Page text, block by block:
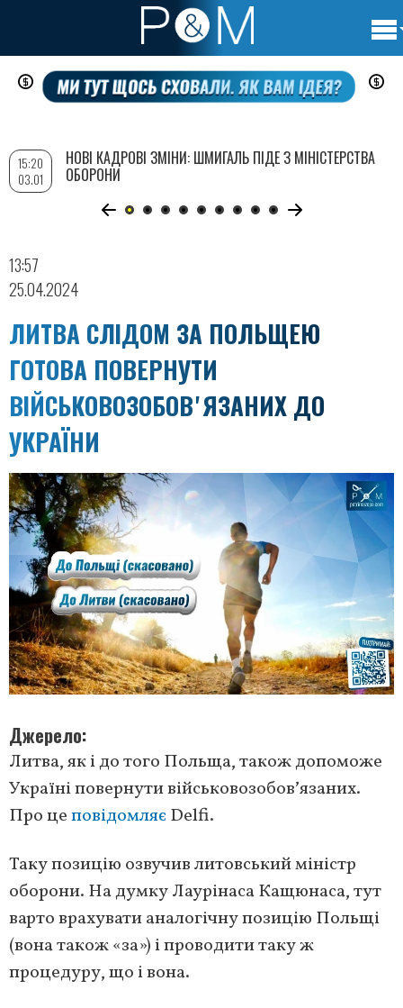
Перейти
до
вмісту
13:57
25.04.2024
ЛИТВА СЛІДОМ ЗА ПОЛЬЩЕЮ
ГОТОВА ПОВЕРНУТИ
ВІЙСЬКОВОЗОБОВʼЯЗАНИХ ДО
УКРАЇНИ
Джерело
Литва, як і до того Польща, також допоможе
Україні повернути військовозобовʼязаних.
Про цеповідомляєDelfi.
Таку позицію озвучив литовський міністр
оборони. На думку Лаурінаса Кащюнаса, тут
варто врахувати аналогічну позицію Польщі
(вона також «за») і проводити таку ж
процедуру, що і вона.
15:20
03.01
НОВІ КАДРОВІ ЗМІНИ: ШМИГАЛЬ ПІДЕ З МІНІСТЕРСТВА
ОБОРОНИ